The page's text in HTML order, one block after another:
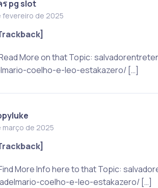
pg slot
fevereiro de 2025
More on that Topic:
coelho-e-leo-estakazero/ […]
março de 2025
More Info here to that Topic:
coelho-e-leo-estakazero/ […]